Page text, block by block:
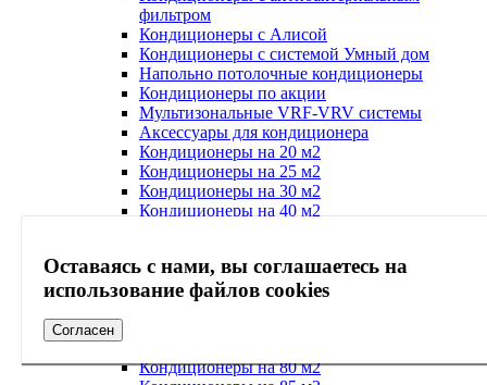
Оставаясь с нами, вы соглашаетесь на
использование файлов cookies
Согласен
фильтром
Кондиционеры с Алисой
Кондиционеры с системой Умный дом
Напольно потолочные кондиционеры
Кондиционеры по акции
Мультизональные VRF-VRV системы
Аксессуары для кондиционера
Кондиционеры на 20 м2
Кондиционеры на 25 м2
Кондиционеры на 30 м2
Кондиционеры на 40 м2
Кондиционеры на 55 м2
Кондиционеры на 60 м2
Кондиционеры на 80 м2